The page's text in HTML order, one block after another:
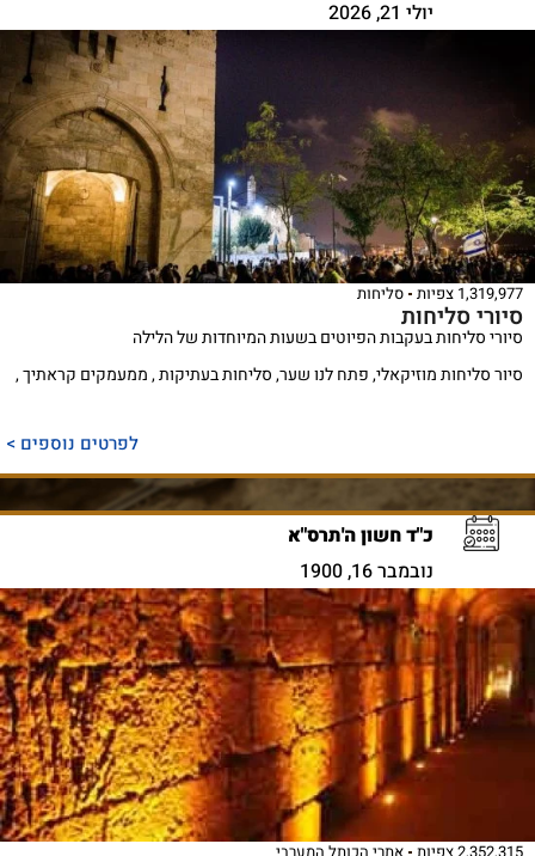
יולי 21, 2026
1,319,977 צפיות סליחות
סיורי סליחות
סיורי סליחות בעקבות הפיוטים בשעות המיוחדות של הלילה
סיור סליחות מוזיקאלי, פתח לנו שער, סליחות בעתיקות , ממעמקים קראתיך ,
לפרטים נוספים >
כ"ד חשון ה'תרס"א
נובמבר 16, 1900